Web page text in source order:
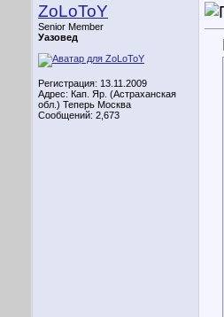
ZoLoToY
Senior Member
Уазовед
Регистрация: 13.11.2009
Адрес: Кап. Яр. (Астраханская
обл.) Теперь Москва
Сообщений: 2,673